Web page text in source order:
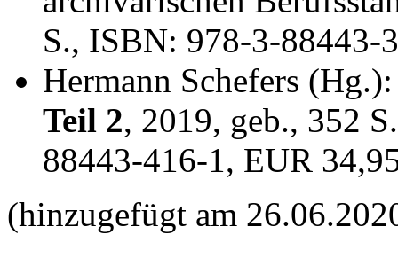
S., ISBN: 978-3-
Hermann Schefers
Teil 2, 2019, geb., 352
88443-416-1, EUR
(hinzugefügt am